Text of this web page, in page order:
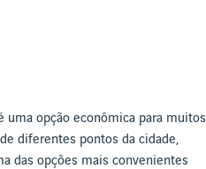
uma opção econômica para muitos
diferentes pontos da cidade,
das opções mais convenientes